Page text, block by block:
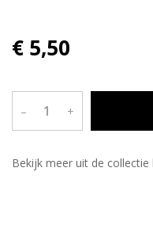
€ 5,50
– +
Bekijk meer uit de collectie